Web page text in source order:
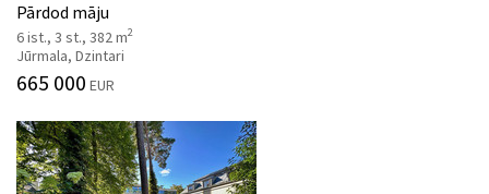
Pārdod māju
6 ist., 3 st., 382 m2
Jūrmala, Dzintari
665 000 EUR